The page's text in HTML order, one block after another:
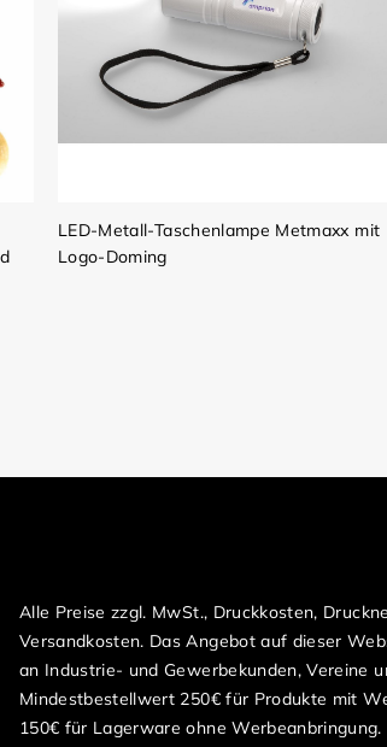
LED-Metall-Taschenlampe Metmaxx mit
Logo-Doming
Alle Preise zzgl. MwSt., Druckkosten,
Versandkosten. Das Angebot auf dieser
an Industrie- und Gewerbekunden, Vereine
Mindestbestellwert 250€ für Produkte mit
150€ für Lagerware ohne Werbeanbringung.